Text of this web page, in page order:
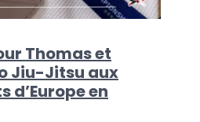
Thomas et
Jiu-Jitsu aux
d’Europe en